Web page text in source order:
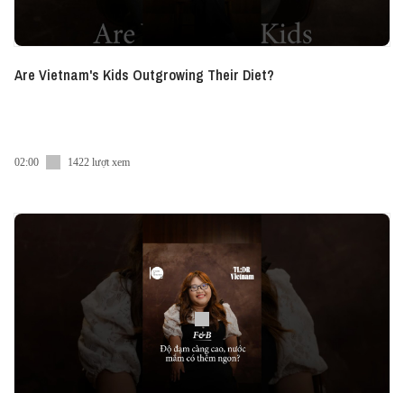
Are Vietnam's Kids Outgrowing Their Diet?
02:00 1422 lượt xem